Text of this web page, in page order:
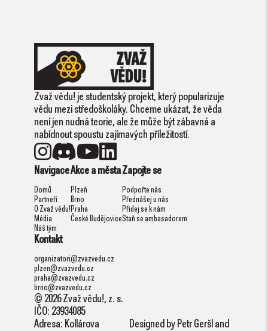
Zvaž vědu! je studentský projekt, který popularizuje
vědu mezi středoškoláky. Chceme ukázat, že věda
není jen nudná teorie, ale že může být zábavná a
nabídnout spoustu zajímavých příležitostí.
Navigace
Domů
Partneři
O Zvaž vědu!
Média
Náš tým
Akce a města
Plzeň
Brno
Praha
České Budějovice
Zapojte se
Podpořte nás
Přednášej u nás
Přidej se k nám
Staň se ambasadorem
Kontakt
organizatori@zvazvedu.cz
plzen@zvazvedu.cz
praha@zvazvedu.cz
brno@zvazvedu.cz
© 2026 Zvaž vědu!, z. s.
IČO: 23934085
Adresa: Kollárova
Designed byPetr Geršland